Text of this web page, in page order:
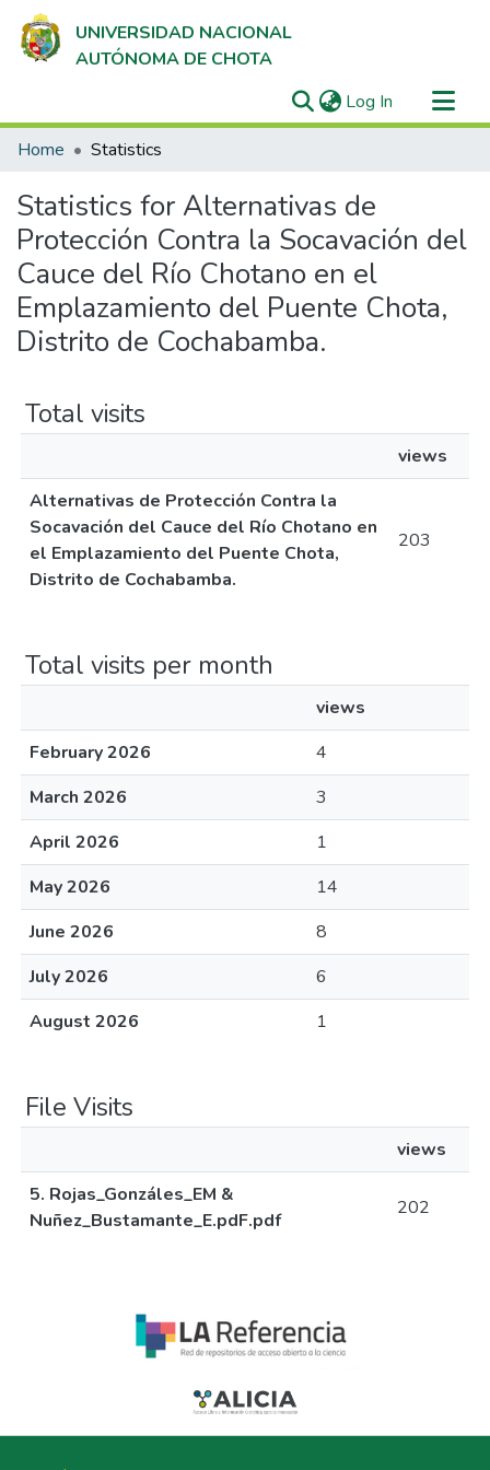
UNIVERSIDAD NACIONAL
AUTÓNOMA DE CHOTA
Log In (current)
Communities & Collections
Home Statistics
Statistics for Alternativas de
Protección Contra la Socavación del
Cauce del Río Chotano en el
Emplazamiento del Puente Chota,
Distrito de Cochabamba.
Total visits
views
Alternativas de Protección Contra la
Socavación del Cauce del Río Chotano en
el Emplazamiento del Puente Chota,
Distrito de Cochabamba.
203
Total visits per month
views
February 2026
4
March 2026
3
April 2026
1
May 2026
14
June 2026
8
July 2026
6
August 2026
1
File Visits
views
5. Rojas_Gonzáles_EM &
Nuñez_Bustamante_E.pdF.pdf
202